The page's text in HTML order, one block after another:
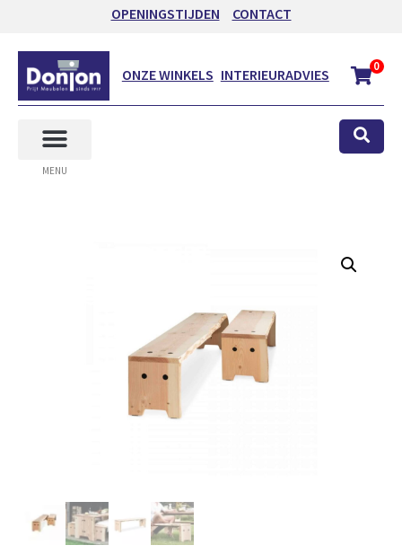
OPENINGSTIJDEN CONTACT
ONZE WINKELS INTERIEURADVIES 0
MENU